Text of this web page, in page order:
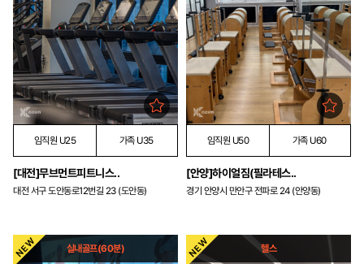
임직원 U25 가족 U35
[대전]무브먼트피트니스..
대전 서구 도안동로12번길 23 (도안동)
임직원 U50 가족 U60
[안양]하이얼짐(필라테스..
경기 안양시 만안구 전파로 24 (안양동)
실내골프(60분) 헬스